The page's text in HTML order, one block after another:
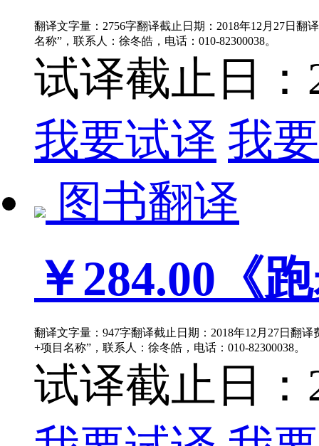
翻译文字量：2756字翻译截止日期：2018年12月27日翻
名称”，联系人：徐冬皓，电话：010-82300038。
试译截止日：
我要试译 我
图书翻译
￥284.00 《
翻译文字量：947字翻译截止日期：2018年12月27日翻
+项目名称”，联系人：徐冬皓，电话：010-82300038。
试译截止日：